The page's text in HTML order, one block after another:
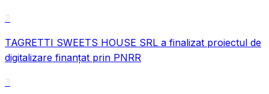
2
TAGRETTI SWEETS HOUSE SRL a finalizat proiectul de
digitalizare finanțat prin PNRR
3